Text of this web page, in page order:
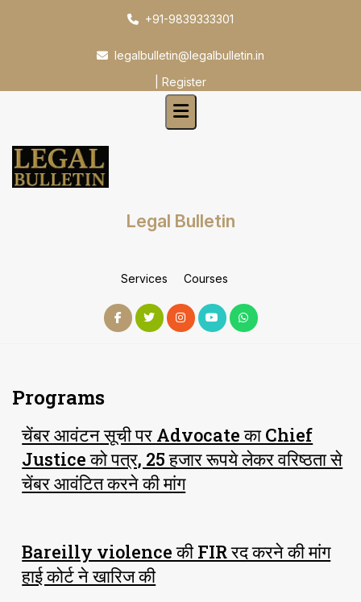
+91-9839333301
legalbulletin@legalbulletin.in
Register
Legal Bulletin
Services Courses
Programs
चेंबर आवंटन सूची पर Advocate का Chief
Justice को पत्र, 25 हजार रूपये लेकर वरिष्ठता से
चेंबर आवंटित करने की मांग
Bareilly violence की FIR रद करने की मांग
हाई कोर्ट ने खारिज की